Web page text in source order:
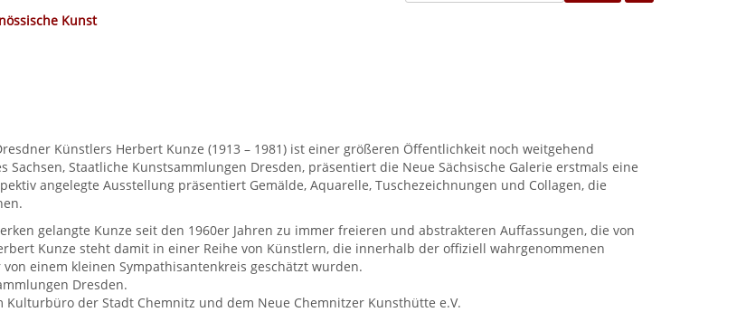
Kunst
Künstlers Herbert Kunze (1913 – 1981) ist einer größeren Öffentlichkeit noch weitgehend
Staatliche Kunstsammlungen Dresden, präsentiert die Neue Sächsische Galerie erstmals eine
angelegte Ausstellung präsentiert Gemälde, Aquarelle, Tuschezeichnungen und Collagen, die
gelangte Kunze seit den 1960er Jahren zu immer freieren und abstrakteren Auffassungen, die von
Kunze steht damit in einer Reihe von Künstlern, die innerhalb der offiziell wahrgenommenen
einem kleinen Sympathisantenkreis geschätzt wurden.
Dresden.
der Stadt Chemnitz und dem Neue Chemnitzer Kunsthütte e.V.